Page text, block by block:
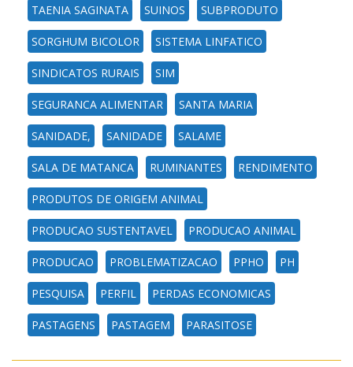
TAENIA SAGINATA SUINOS SUBPRODUTO
SORGHUM BICOLOR SISTEMA LINFATICO
SINDICATOS RURAIS SIM
SEGURANCA ALIMENTAR SANTA MARIA
SANIDADE, SANIDADE SALAME
SALA DE MATANCA RUMINANTES RENDIMENTO
PRODUTOS DE ORIGEM ANIMAL
PRODUCAO SUSTENTAVEL PRODUCAO ANIMAL
PRODUCAO PROBLEMATIZACAO PPHO PH
PESQUISA PERFIL PERDAS ECONOMICAS
PASTAGENS PASTAGEM PARASITOSE